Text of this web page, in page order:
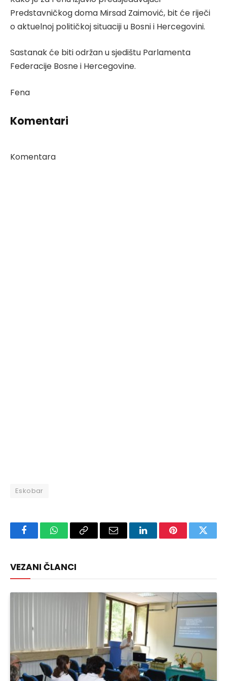
Predstavničkog doma Mirsad Zaimović, bit će riječi
o aktuelnoj političkoj situaciji u Bosni i Hercegovini.
Sastanak će biti održan u sjedištu Parlamenta
Federacije Bosne i Hercegovine.
Fena
Komentari
Komentara
Eskobar
FacebookWhatsAppCopy
Email LinkedInPinterest
VEZANI ČLANCI